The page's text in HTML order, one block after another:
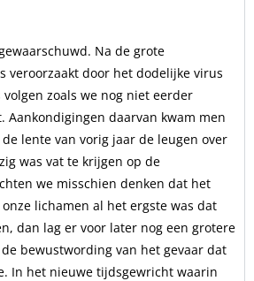
Na de grote
veroorzaakt door het dodelijke virus
zoals we nog niet eerder
Aankondigingen daarvan kwam men
lente van vorig jaar de leugen over
was vat te krijgen op de
we misschien denken dat het
lichamen al het ergste was dat
dan lag er voor later nog een grotere
bewustwording van het gevaar dat
In het nieuwe tijdsgewricht waarin